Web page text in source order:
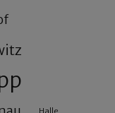
Halle